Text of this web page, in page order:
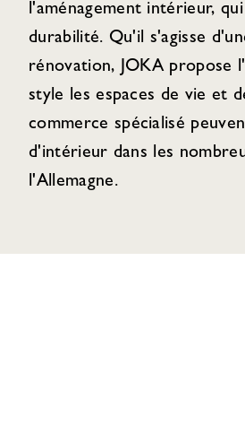
l'aménagement intérieur,
durabilité. Qu'il s'agisse
rénovation, JOKA propose
style les espaces de vie et
commerce spécialisé
d'intérieur dans les
l'Allemagne.